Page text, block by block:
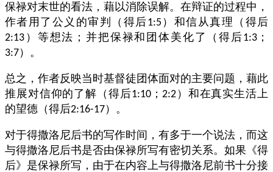
保禄对末世的看法，藉以消除误解。在辩证的过程中，
作者用了公义的审判（得后1:5 ）和信从真理（得后
2:13 ）等想法；并把保禄和团体美化了（得后1:3 ；
3:7）。
总之，作者反映当时基督徒团体面对的主要问题，藉此
推展对信仰的了解（得后1:10； 2:2）和在真实生活上
的望德（得后2:16-17）。
对于得撒洛尼后书的写作时间，有多于一个说法，而这
与得撒洛尼后书是否由保禄所写有密切关系。如果《得
后》是保禄所写，由于在内容上与得撒洛尼前书十分接